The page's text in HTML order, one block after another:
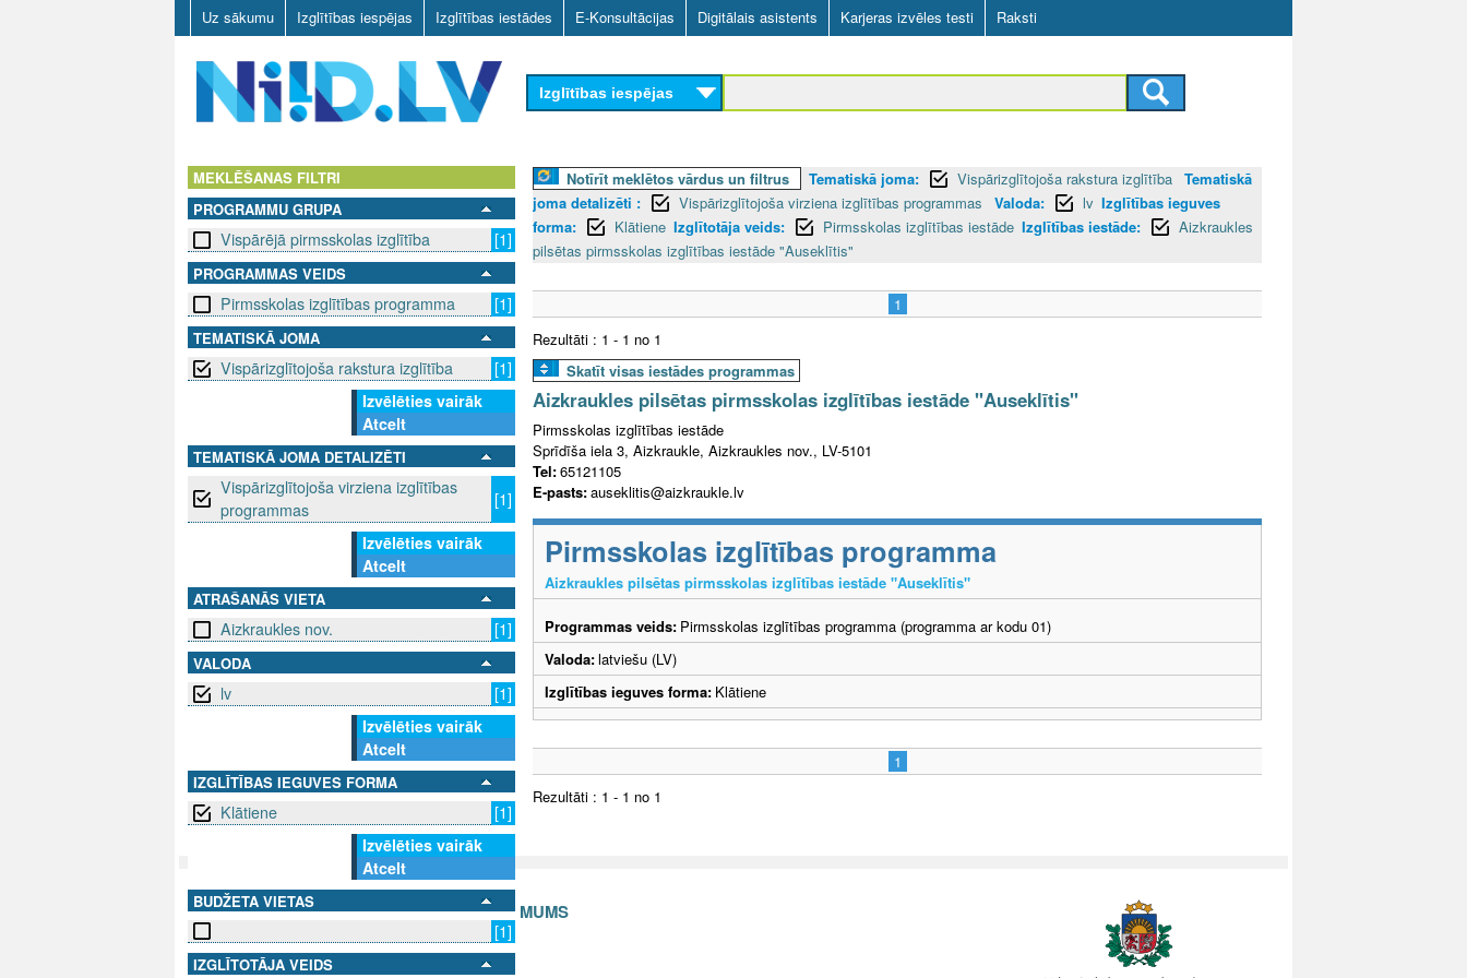
Skip
to
main
content
Uz sākumu Izglītības iespējas Izglītības iestādes E-Konsultācijas Digitālais asistents Karjeras izvēles testi Raksti
D
L
Izglītības iespējas
MEKLĒŠANAS FILTRI
PROGRAMMU GRUPA
Vispārējā pirmsskolas izglītība [1]
PROGRAMMAS VEIDS
Pirmsskolas izglītības programma [1]
TEMATISKĀ JOMA
Vispārizglītojoša rakstura izglītība
[1]
Izvēlēties vairāk
Atcelt
TEMATISKĀ JOMA DETALIZĒTI
Vispārizglītojoša virziena izglītības
programmas
[1]
Izvēlēties vairāk
Atcelt
ATRAŠANĀS VIETA
Aizkraukles nov. [1]
VALODA
lv
[1]
Izvēlēties vairāk
Atcelt
IZGLĪTĪBAS IEGUVES FORMA
Klātiene
[1]
Izvēlēties vairāk
Atcelt
BUDŽETA VIETAS
[1]
IZGLĪTOTĀJA VEIDS
Notīrīt meklētos vārdus un filtrus Tematiskā joma: Vispārizglītojoša rakstura izglītība Tematiskā
joma detalizēti :
Vispārizglītojoša virziena izglītības programmas Valoda: lv Izglītības ieguves
forma:
Klātiene Izglītotāja veids: Pirmsskolas izglītības iestāde Izglītības iestāde:
Aizkraukles
pilsētas pirmsskolas izglītības iestāde "Auseklītis"
1
Rezultāti : 1 - 1 no 1
Skatīt visas iestādes programmas
Aizkraukles pilsētas pirmsskolas izglītības iestāde "Auseklītis"
Pirmsskolas izglītības iestāde
Sprīdīša iela 3, Aizkraukle, Aizkraukles nov., LV-5101
Tel:65121105
E-pasts:auseklitis@aizkraukle.lv
Pirmsskolas izglītības programma
Aizkraukles pilsētas pirmsskolas izglītības iestāde "Auseklītis"
Programmas veids: Pirmsskolas izglītības programma (programma ar kodu 01)
Valoda:latviešu (LV)
Izglītības ieguves forma: Klātiene
1
Rezultāti : 1 - 1 no 1
SEKO MUMS SAZINIES AR MUMS
info@niid.lv